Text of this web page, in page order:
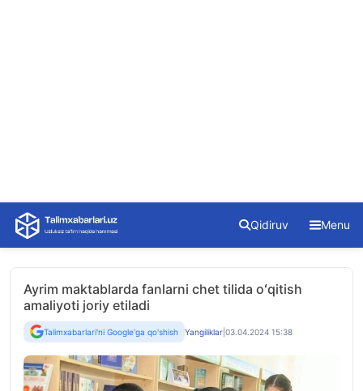
Skip
content
Qidiruv Menu
Ayrim maktablarda fanlarni chet tilida oʻqitish
amaliyoti joriy etiladi
Talimxabarlari'ni Google'ga qo'shish Yangiliklar 03.04.2024 15:38